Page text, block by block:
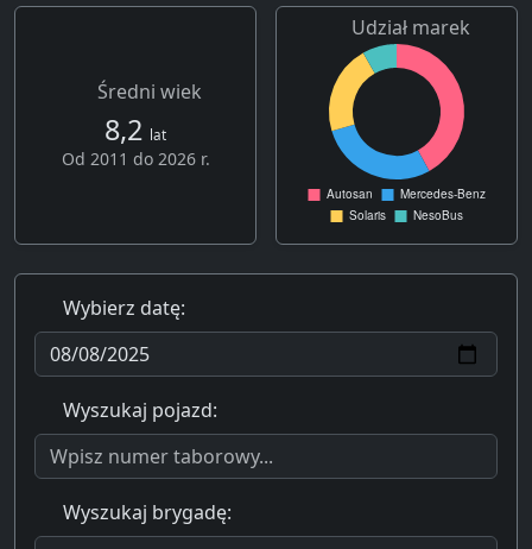
Średni wiek
8,2 lat
Od 2011 do 2026 r.
Udział marek
Wybierz datę:
Wyszukaj pojazd:
Wyszukaj brygadę: